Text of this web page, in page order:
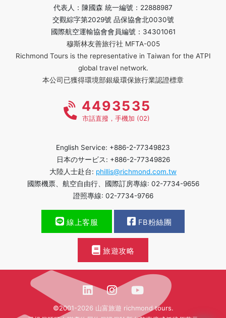
代表人：陳國森 統一編號：22888987
交觀綜字第2029號 品保協會北0030號
國際航空運輸協會會員編號：34301061
穆斯林友善旅行社 MFTA-005
Richmond Tours is the representative in Taiwan for the ATPI
global travel network.
本公司已獲得環境部銀級環保旅行業認證標章
4493535
市話直撥，手機加 (02)
English Service: +886-2-77349823
日本のサービス: +886-2-77349826
大陸人士赴台: phillis@richmond.com.tw
國際機票、航空自由行、國際訂房專線: 02-7734-9656
證照專線: 02-7734-9766
線上客服 FB粉絲團
旅遊攻略
©2001-2026 山富旅遊 richmond tours.